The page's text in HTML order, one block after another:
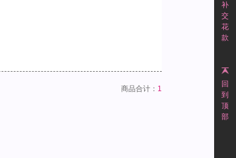
补
交
花
款
回
到
顶
部
商品合计： 1